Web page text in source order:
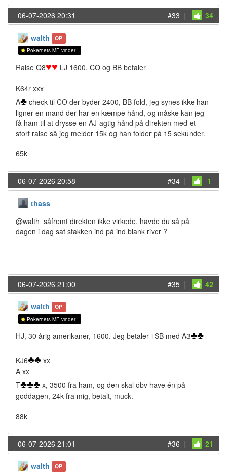
06-07-2026 20:31 #33 | 34
walth OP
Pokernets ME vinder !
Raise Q8♥♥ LJ 1600, CO og BB betaler
K64r xxx
A♣ check til CO der byder 2400, BB fold, jeg synes ikke han
ligner en mand der har en kæmpe hånd, og måske kan jeg
få ham til at drysse en AJ-agtig hånd på direkten med et
stort raise så jeg melder 15k og han folder på 15 sekunder.
65k
06-07-2026 20:58 #34 | 1
thass
@walth såfremt direkten ikke virkede, havde du så på
dagen i dag sat stakken ind på ind blank river ?
06-07-2026 21:00 #35 | 42
walth OP
Pokernets ME vinder !
HJ, 30 årig amerikaner, 1600. Jeg betaler i SB med A3♣♣
KJ6♣♣ xx
A xx
T♣♣♣ x, 3500 fra ham, og den skal obv have én på
goddagen, 24k fra mig, betalt, muck.
88k
06-07-2026 21:01 #36 | 21
walth OP